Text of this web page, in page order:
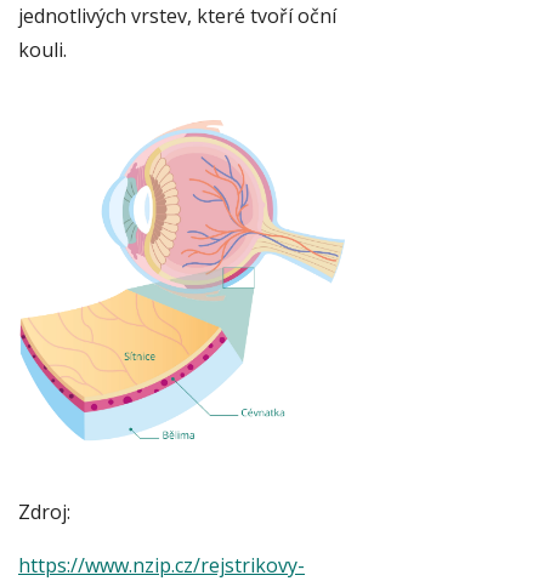
jednotlivých vrstev, které tvoří oční
kouli.
Zdroj:
https://www.nzip.cz/rejstrikovy-